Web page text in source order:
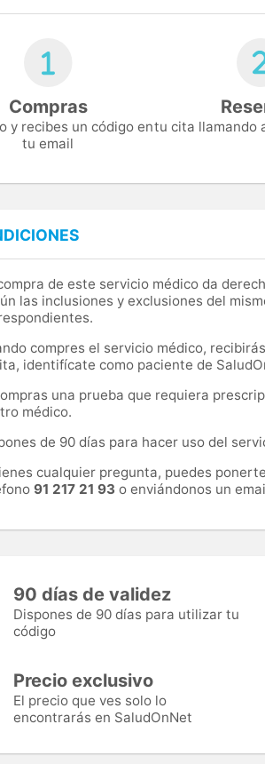
Compras
y recibes un código en
tu email
tu cita llamando
de este servicio médico da
las inclusiones y exclusiones del
compres el servicio médico,
identifícate como paciente de
una prueba que requiera
médico.
de 90 días para hacer uso del
cualquier pregunta, puedes
91 217 21 93 o enviándonos un
90 días de validez
Dispones de 90 días para utilizar tu
código
Precio exclusivo
El precio que ves solo lo
encontrarás en SaludOnNet